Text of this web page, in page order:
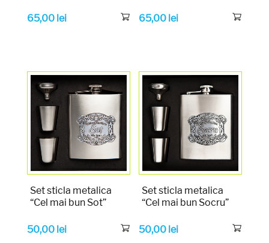
65,00 lei 65,00 lei
Set sticla metalica
“Cel mai bun Sot”
50,00 lei
Set sticla metalica
“Cel mai bun Socru”
50,00 lei